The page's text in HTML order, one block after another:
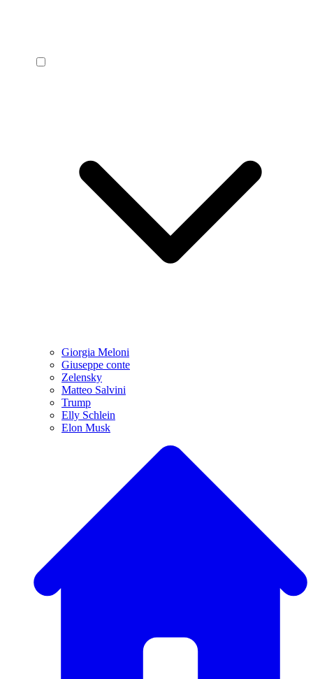
Giorgia Meloni
Giuseppe conte
Zelensky
Matteo Salvini
Trump
Elly Schlein
Elon Musk